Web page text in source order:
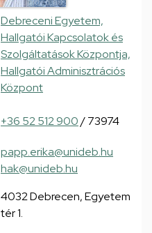
Debreceni Egyetem,
Hallgatói Kapcsolatok és
Szolgáltatások Központja,
Hallgatói Adminisztrációs
Központ
+36 52 512 900/ 73974
papp.erika@unideb.hu
hak@unideb.hu
4032 Debrecen, Egyetem
tér 1.